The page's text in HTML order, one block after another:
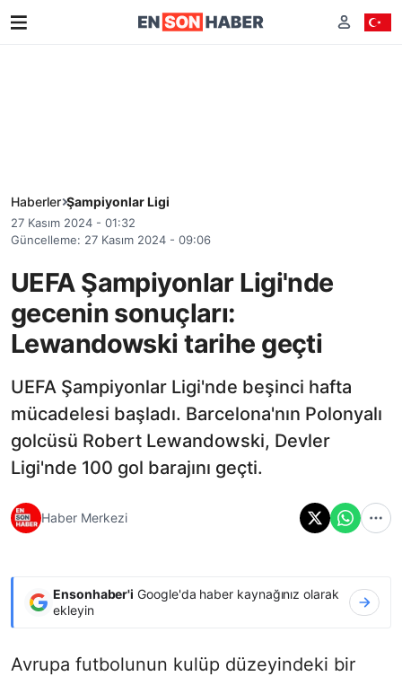
Haberler Şampiyonlar Ligi
27 Kasım 2024 - 01:32
Güncelleme: 27 Kasım 2024 - 09:06
UEFA Şampiyonlar Ligi'nde
gecenin sonuçları:
Lewandowski tarihe geçti
UEFA Şampiyonlar Ligi'nde beşinci hafta
mücadelesi başladı. Barcelona'nın Polonyalı
golcüsü Robert Lewandowski, Devler
Ligi'nde 100 gol barajını geçti.
Haber Merkezi
Ensonhaber'i Google'da haber kaynağınız olarak
ekleyin
Avrupa futbolunun kulüp düzeyindeki bir